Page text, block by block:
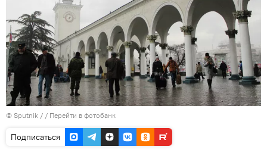
© Sputnik / / Перейти в фотобанк
Подписаться